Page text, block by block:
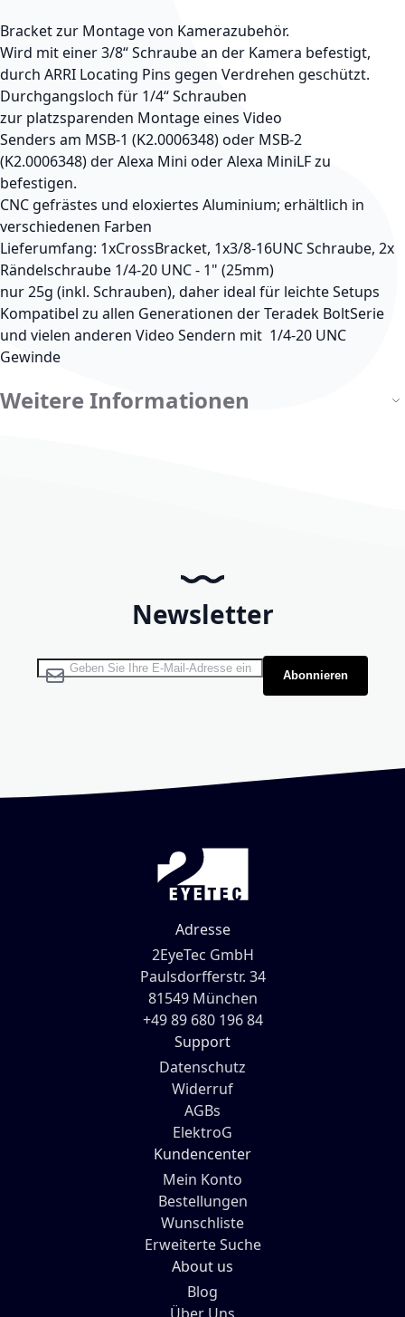
Bracket zur Montage von Kamerazubehör.
Wird mit einer 3/8“ Schraube an der Kamera befestigt,
durch ARRI Locating Pins gegen Verdrehen geschützt.
Durchgangsloch für 1/4“ Schrauben
zur platzsparenden Montage eines Video
Senders am MSB-1 (K2.0006348) oder MSB-2
(K2.0006348) der Alexa Mini oder Alexa MiniLF zu
befestigen.
CNC gefrästes und eloxiertes Aluminium; erhältlich in
verschiedenen Farben
Lieferumfang: 1xCrossBracket, 1x3/8-16UNC Schraube, 2x
Rändelschraube 1/4-20 UNC - 1" (25mm)
nur 25g (inkl. Schrauben), daher ideal für leichte Setups
Kompatibel zu allen Generationen der Teradek BoltSerie
und vielen anderen Video Sendern mit 1/4-20 UNC
Gewinde
Weitere Informationen
Newsletter
Melden Sie sich für unseren Newsletter an:
Abonnieren
Adresse
2EyeTec GmbH
Paulsdorfferstr. 34
81549 München
+49 89 680 196 84
Support
Datenschutz
Widerruf
AGBs
ElektroG
Kundencenter
Mein Konto
Bestellungen
Wunschliste
Erweiterte Suche
About us
Blog